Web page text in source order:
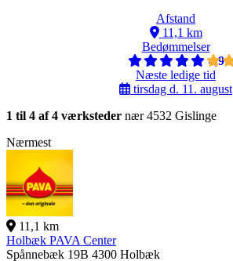
Afstand
11,1 km
Bedømmelser
4,9
Næste ledige tid
tirsdag d. 11. august
1 til 4 af 4 værksteder nær 4532 Gislinge
Nærmest
11,1 km
Holbæk PAVA Center
Spånnebæk 19B 4300 Holbæk